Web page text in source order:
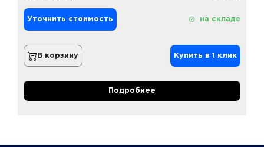
Уточнить стоимость на складе
В корзину Купить в 1 клик
Подробнее